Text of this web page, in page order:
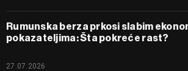
Rumunska berza prkosi slabim
pokazateljima: Šta pokreće rast?
27.07.2026